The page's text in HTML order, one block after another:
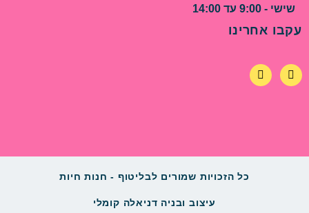
שישי - 9:00 עד 14:00
עקבו אחרינו
כל הזכויות שמורים לבליטוף - חנות חיות
עיצוב ובניה דניאלה קומלי